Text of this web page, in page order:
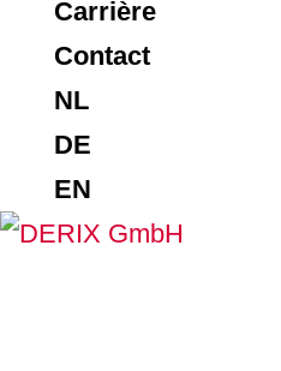
Carrière
Contact
NL
DE
EN